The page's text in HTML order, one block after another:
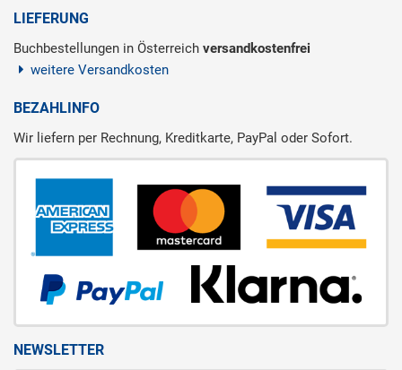
LIEFERUNG
Buchbestellungen in Österreich versandkostenfrei
weitere Versandkosten
BEZAHLINFO
Wir liefern per Rechnung, Kreditkarte, PayPal oder Sofort.
NEWSLETTER